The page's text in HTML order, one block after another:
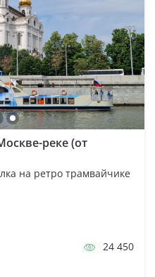
реке (от
на ретро трамвайчике
24 450